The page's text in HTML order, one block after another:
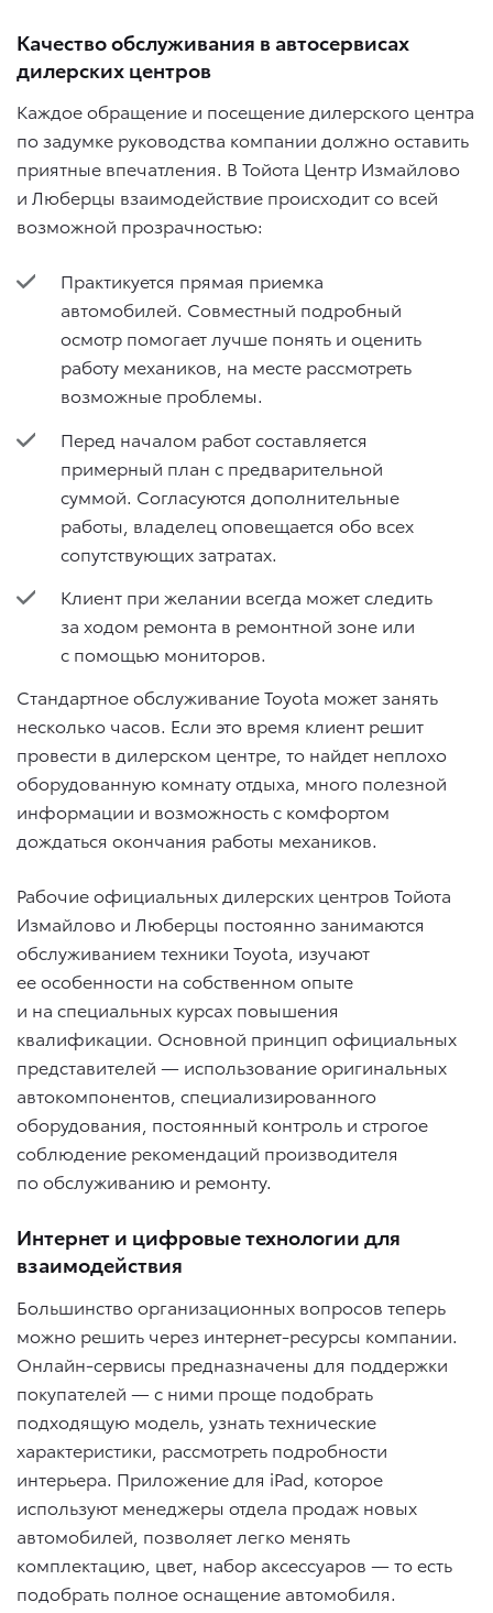
Качество обслуживания в автосервисах
дилерских центров
Каждое обращение и посещение дилерского центра
по задумке руководства компании должно оставить
приятные впечатления. В Тойота Центр Измайлово
и Люберцы взаимодействие происходит со всей
возможной прозрачностью:
Практикуется прямая приемка
автомобилей. Совместный подробный
осмотр помогает лучше понять и оценить
работу механиков, на месте рассмотреть
возможные проблемы.
Перед началом работ составляется
примерный план с предварительной
суммой. Согласуются дополнительные
работы, владелец оповещается обо всех
сопутствующих затратах.
Клиент при желании всегда может следить
за ходом ремонта в ремонтной зоне или
с помощью мониторов.
Стандартное обслуживание Toyota может занять
несколько часов. Если это время клиент решит
провести в дилерском центре, то найдет неплохо
оборудованную комнату отдыха, много полезной
информации и возможность с комфортом
дождаться окончания работы механиков.
Рабочие официальных дилерских центров Тойота
Измайлово и Люберцы постоянно занимаются
обслуживанием техники Toyota, изучают
ее особенности на собственном опыте
и на специальных курсах повышения
квалификации. Основной принцип официальных
представителей — использование оригинальных
автокомпонентов, специализированного
оборудования, постоянный контроль и строгое
соблюдение рекомендаций производителя
по обслуживанию и ремонту.
Интернет и цифровые технологии для
взаимодействия
Большинство организационных вопросов теперь
можно решить через интернет-ресурсы компании.
Онлайн-сервисы предназначены для поддержки
покупателей — с ними проще подобрать
подходящую модель, узнать технические
характеристики, рассмотреть подробности
интерьера. Приложение для iPad, которое
используют менеджеры отдела продаж новых
автомобилей, позволяет легко менять
комплектацию, цвет, набор аксессуаров — то есть
подобрать полное оснащение автомобиля.